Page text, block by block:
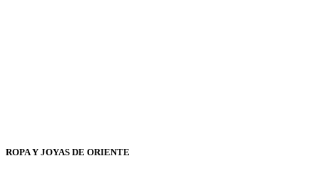
ROPA Y JOYAS DE ORIENTE